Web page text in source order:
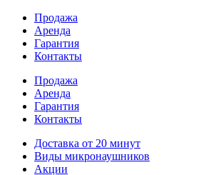
Перейти
содержимому
Продажа
Аренда
Гарантия
Контакты
Продажа
Аренда
Гарантия
Контакты
Доставка от 20 минут
Виды микронаушников
Акции